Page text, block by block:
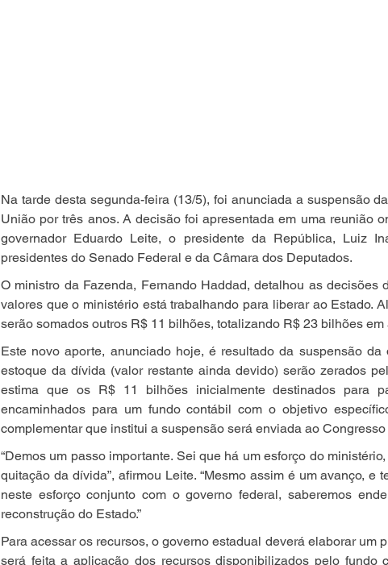
Na tarde desta segunda-feira (13/5), foi anunciada a suspensão
União por três anos. A decisão foi apresentada em uma reunião
governador Eduardo Leite, o presidente da República, Luiz
presidentes do Senado Federal e da Câmara dos Deputados.
O ministro da Fazenda, Fernando Haddad, detalhou as decisões
valores que o ministério está trabalhando para liberar ao Estado.
serão somados outros R$ 11 bilhões, totalizando R$ 23 bilhões
Este novo aporte, anunciado hoje, é resultado da suspensão
estoque da dívida (valor restante ainda devido) serão zerados
estima que os R$ 11 bilhões inicialmente destinados para
encaminhados para um fundo contábil com o objetivo
complementar que institui a suspensão será enviada ao
“Demos um passo importante. Sei que há um esforço do
quitação da dívida”, afirmou Leite. “Mesmo assim é um avanço, e
neste esforço conjunto com o governo federal, saberemos
reconstrução do Estado.”
Para acessar os recursos, o governo estadual deverá elaborar um
será feita a aplicação dos recursos disponibilizados pelo fundo